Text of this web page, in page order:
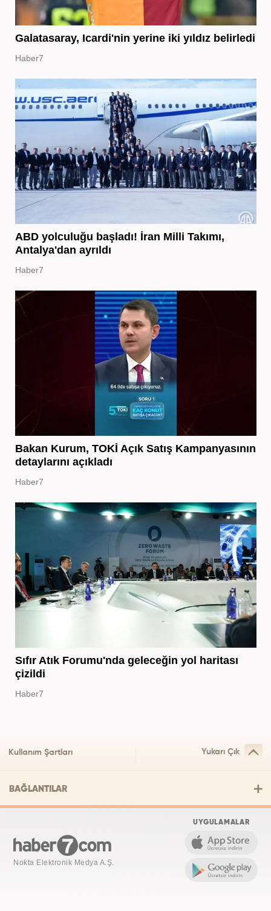
Galatasaray, Icardi'nin yerine iki yıldız belirledi
Haber7
ABD yolculuğu başladı! İran Milli Takımı,
Antalya'dan ayrıldı
Haber7
Bakan Kurum, TOKİ Açık Satış Kampanyasının
detaylarını açıkladı
Haber7
Sıfır Atık Forumu'nda geleceğin yol haritası
çizildi
Haber7
Kullanım Şartları Yukarı Çık
BAĞLANTILAR
Nokta Elektronik Medya A.Ş.
UYGULAMALAR